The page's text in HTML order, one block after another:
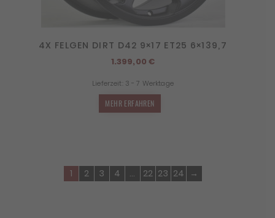
4X FELGEN DIRT D42 9×17 ET25 6×139,7
1.399,00€
Lieferzeit: 3 - 7 Werktage
MEHR ERFAHREN
1 2 3 4 … 22 23 24 →